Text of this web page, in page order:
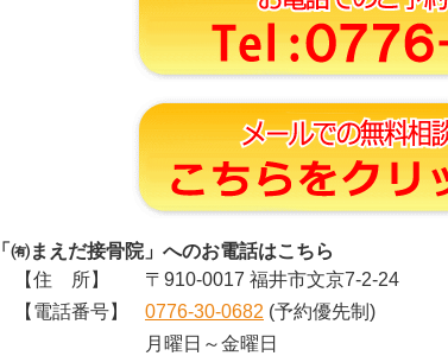
「㈲まえだ接骨院」へのお電話はこちら
【住 所】
〒910-0017 福井市文京7-2-24
【電話番号】
0776-30-0682 (予約優先制)
月曜日～金曜日